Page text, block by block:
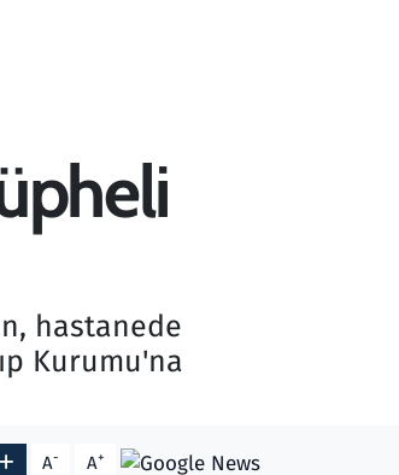
hastanede
Kurumu'na
A- A+